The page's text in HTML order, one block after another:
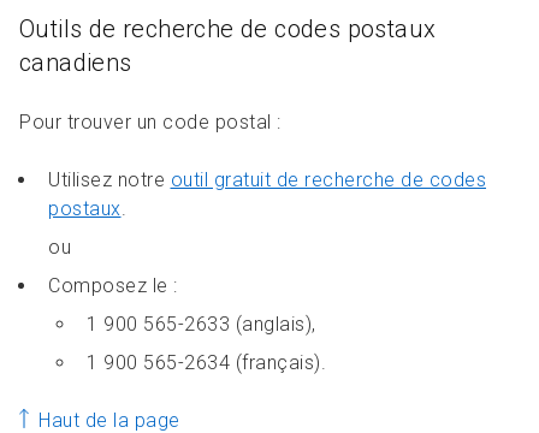
Outils de recherche de codes postaux
canadiens
Pour trouver un code postal :
Utilisez notre outil gratuit de recherche de codes
postaux
ou
Composez le :
1 900 565-2633 (anglais),
1 900 565-2634 (français).
Haut de la page